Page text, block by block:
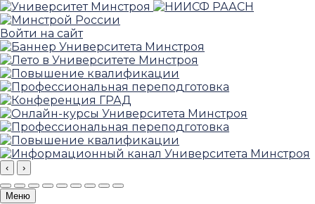
Войти на сайт
‹ ›
Меню